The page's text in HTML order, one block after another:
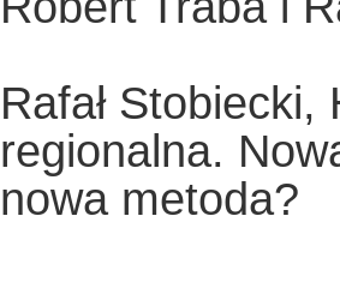
Rafał
regionalna.
nowa metoda?